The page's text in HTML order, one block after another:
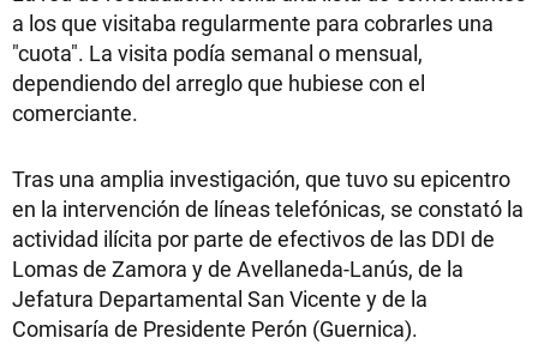
a los que visitaba regularmente para cobrarles una
"cuota". La visita podía semanal o mensual,
dependiendo del arreglo que hubiese con el
comerciante.
Tras una amplia investigación, que tuvo su epicentro
en la intervención de líneas telefónicas, se constató la
actividad ilícita por parte de efectivos de las DDI de
Lomas de Zamora y de Avellaneda-Lanús, de la
Jefatura Departamental San Vicente y de la
Comisaría de Presidente Perón (Guernica).